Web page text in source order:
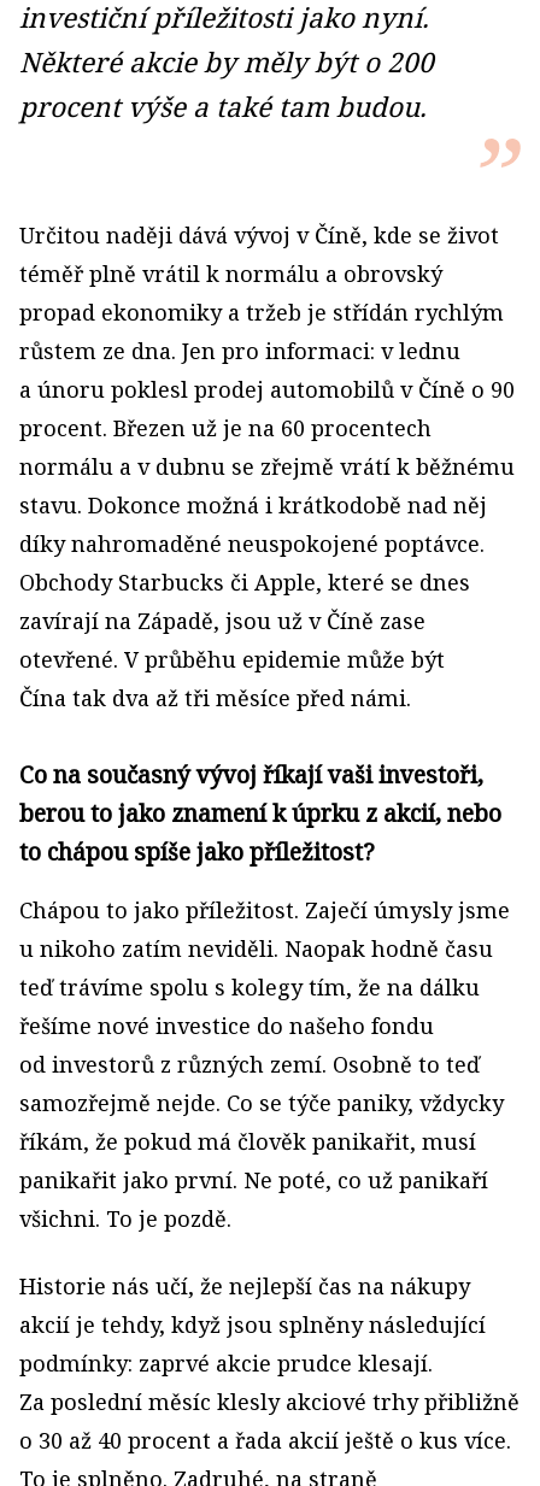
investiční příležitosti jako nyní.
Některé akcie by měly být o 200
procent výše a také tam budou.
Určitou naději dává vývoj v Číně, kde se život
téměř plně vrátil k normálu a obrovský
propad ekonomiky a tržeb je střídán rychlým
růstem ze dna. Jen pro informaci: v lednu
a únoru poklesl prodej automobilů v Číně o 90
procent. Březen už je na 60 procentech
normálu a v dubnu se zřejmě vrátí k běžnému
stavu. Dokonce možná i krátkodobě nad něj
díky nahromaděné neuspokojené poptávce.
Obchody Starbucks či Apple, které se dnes
zavírají na Západě, jsou už v Číně zase
otevřené. V průběhu epidemie může být
Čína tak dva až tři měsíce před námi.
Co na současný vývoj říkají vaši investoři,
berou to jako znamení k úprku z akcií, nebo
to chápou spíše jako příležitost?
Chápou to jako příležitost. Zaječí úmysly jsme
u nikoho zatím neviděli. Naopak hodně času
teď trávíme spolu s kolegy tím, že na dálku
řešíme nové investice do našeho fondu
od investorů z různých zemí. Osobně to teď
samozřejmě nejde. Co se týče paniky, vždycky
říkám, že pokud má člověk panikařit, musí
panikařit jako první. Ne poté, co už panikaří
všichni. To je pozdě.
Historie nás učí, že nejlepší čas na nákupy
akcií je tehdy, když jsou splněny následující
podmínky: zaprvé akcie prudce klesají.
Za poslední měsíc klesly akciové trhy přibližně
o 30 až 40 procent a řada akcií ještě o kus více.
To je splněno. Zadruhé, na straně